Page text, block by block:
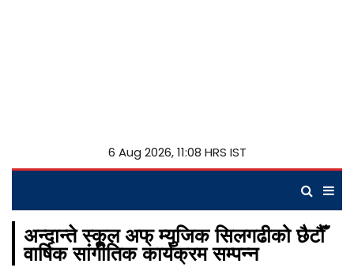
6 Aug 2026, 11:08 HRS IST
अन्दान्ते स्कूल अफ् म्युजिक सिलगढीको छैटौँ
वार्षिक सांगीतिक कार्यक्रम सम्पन्न